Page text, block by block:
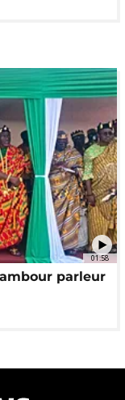
01:58
parleur